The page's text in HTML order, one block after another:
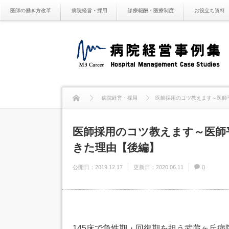
医師の働き方改革 病院経営・採用 診療報酬・医療制度 お役立ち資料
病院経営・採用 医師採用のコツ教えます～医
医師採用のコツ教えます～医
きた理由【後編】
公開日： 2019.12.17 更新日： 2020.06.11 0